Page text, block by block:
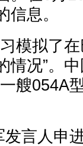
息。
拟了在
情况”。
艘054A
言人申